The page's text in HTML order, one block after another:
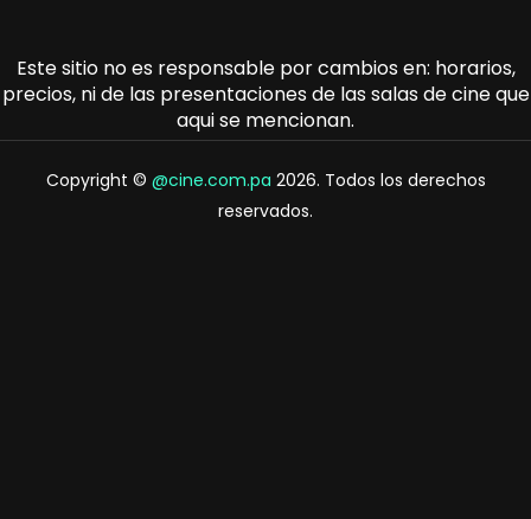
Este sitio no es responsable por cambios en: horarios,
precios, ni de las presentaciones de las salas de cine que
aqui se mencionan.
Copyright © @cine.com.pa 2026. Todos los derechos
reservados.